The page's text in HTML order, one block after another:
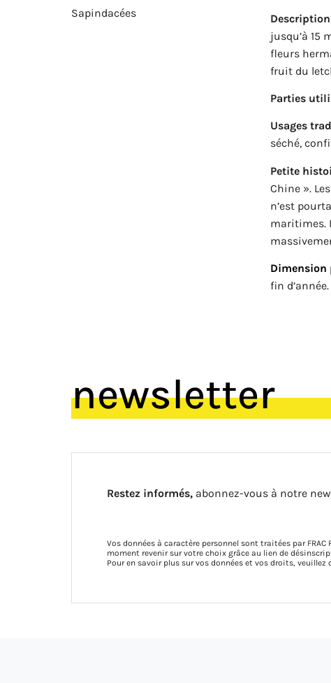
Sapindacées
jusqu’à 15
fleurs
fruit du
Parties
Usages
séché,
Petite
Chine ».
n’est
maritimes.
Dimension
fin d’année.
newsletter
Restez informés, abonnez-vous à notre
Vos données à caractère personnel sont traitées par
moment revenir sur votre choix grâce au lien de
Pour en savoir plus sur vos données et vos droits, veuillez